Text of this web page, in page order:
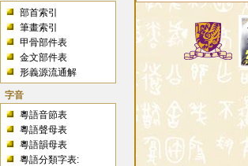
部首索引
筆畫索引
甲骨部件表
金文部件表
形義源流通解
字音
粵語音節表
粵語聲母表
粵語韻母表
粵語分類字表: